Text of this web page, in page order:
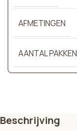
AFMETINGEN
AANTAL
Beschrijving